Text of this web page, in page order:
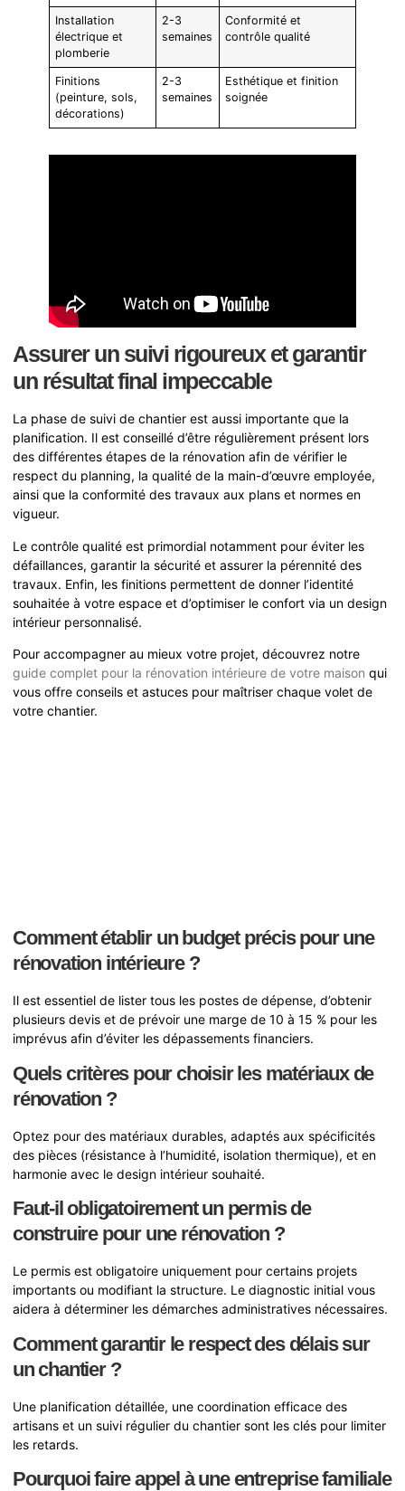
Installation
électrique et
plomberie
2-3
semaines
Conformité et
contrôle qualité
Finitions
(peinture, sols,
décorations)
2-3
semaines
Esthétique et finition
soignée
Assurer un suivi rigoureux et garantir
un résultat final impeccable
La phase de suivi de chantier est aussi importante que la
planification. Il est conseillé d’être régulièrement présent lors
des différentes étapes de la rénovation afin de vérifier le
respect du planning, la qualité de la main-d’œuvre employée,
ainsi que la conformité des travaux aux plans et normes en
vigueur.
Le contrôle qualité est primordial notamment pour éviter les
défaillances, garantir la sécurité et assurer la pérennité des
travaux. Enfin, les finitions permettent de donner l’identité
souhaitée à votre espace et d’optimiser le confort via un design
intérieur personnalisé.
Pour accompagner au mieux votre projet, découvrez notre
guide complet pour la rénovation intérieure de votre maison qui
vous offre conseils et astuces pour maîtriser chaque volet de
votre chantier.
Comment établir un budget précis pour une
rénovation intérieure ?
Il est essentiel de lister tous les postes de dépense, d’obtenir
plusieurs devis et de prévoir une marge de 10 à 15 % pour les
imprévus afin d’éviter les dépassements financiers.
Quels critères pour choisir les matériaux de
rénovation ?
Optez pour des matériaux durables, adaptés aux spécificités
des pièces (résistance à l’humidité, isolation thermique), et en
harmonie avec le design intérieur souhaité.
Faut-il obligatoirement un permis de
construire pour une rénovation ?
Le permis est obligatoire uniquement pour certains projets
importants ou modifiant la structure. Le diagnostic initial vous
aidera à déterminer les démarches administratives nécessaires.
Comment garantir le respect des délais sur
un chantier ?
Une planification détaillée, une coordination efficace des
artisans et un suivi régulier du chantier sont les clés pour limiter
les retards.
Pourquoi faire appel à une entreprise familiale